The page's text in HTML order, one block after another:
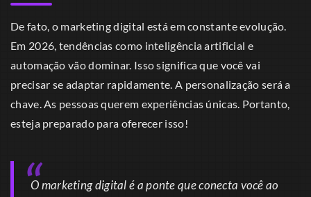
De fato, o marketing digital está em constante evolução.
Em 2026, tendências como inteligência artificial e
automação vão dominar. Isso significa que você vai
precisar se adaptar rapidamente. A personalização será a
chave. As pessoas querem experiências únicas. Portanto,
esteja preparado para oferecer isso!
O marketing digital é a ponte que conecta você ao